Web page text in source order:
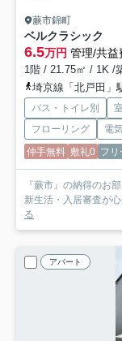
蕨市錦町
ベルクラシック
6.5万円 管理/共益
1階 / 21.75㎡ / 1K /
埼京線「北戸田」
バス・トイレ別
フローリング
電
仲手無料 敷礼0 フリ
『蕨市』の納得のお
新生活・入居審査が
る
アパート